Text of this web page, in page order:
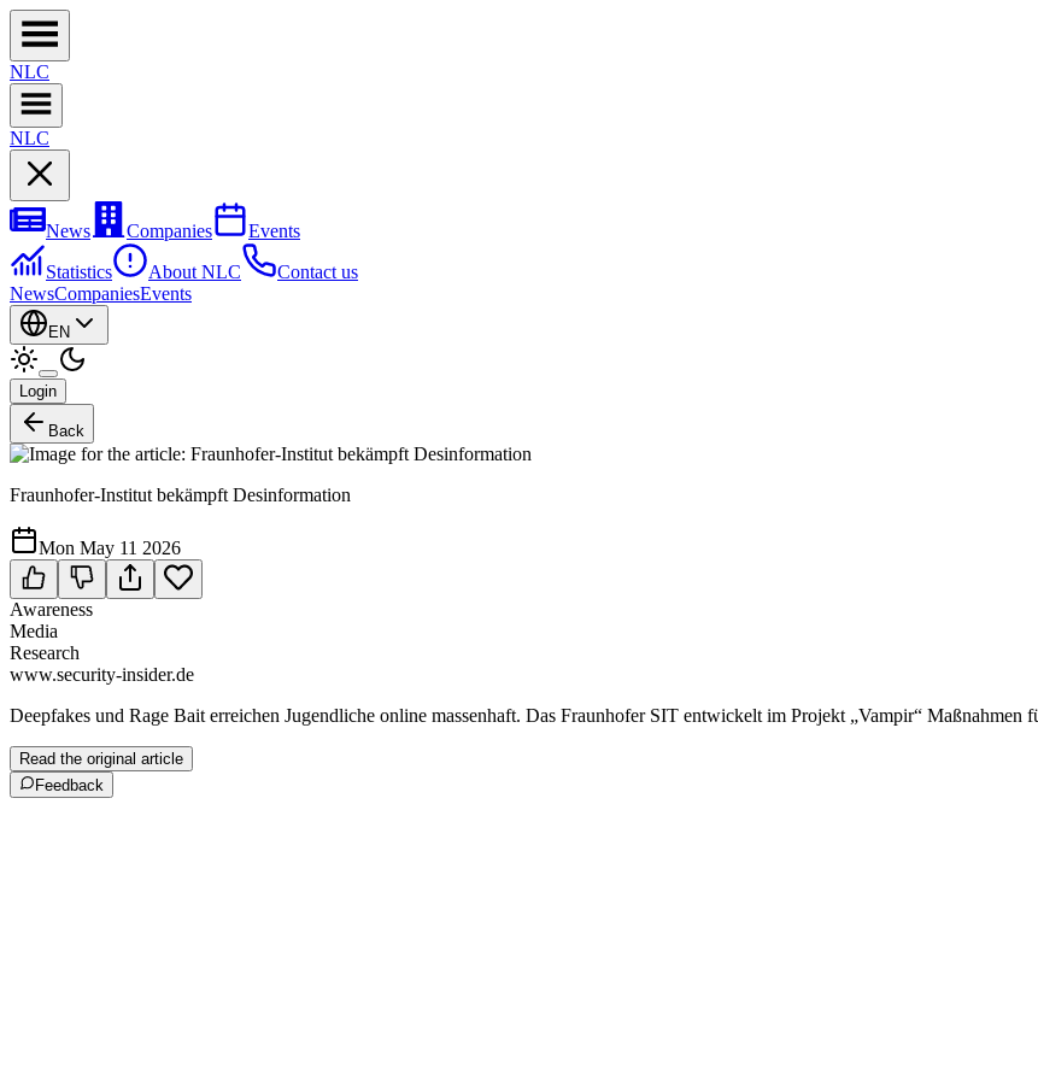
NLC
NLC
News Companies
Events
Statistics
About NLC
Contact us
NewsCompaniesEvents
EN
Login
Back
Fraunhofer-Institut bekämpft Desinformation
Mon May 11 2026
Awareness
Media
Research
www.security-insider.de
Deepfakes und Rage Bait erreichen Jugendliche online massenhaft. Das Fraunhofer SIT entwickelt im Projekt „Vampir“
Read the original article
Feedback